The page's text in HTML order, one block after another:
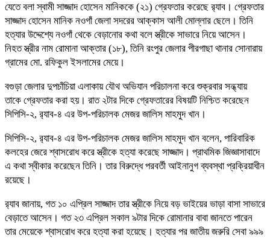
যেতে বলা স্বামী সাজ্জাদ হোসেন মানিককে (২১) গ্রেফতার করেছে র‍্যাব। গ্রেফতার
সাজ্জাদ হোসেন মানিক নওগাঁ জেলা সদরের আক্কাস আলী মোল্লার ছেলে। তিনি
হত্যার উদ্দেশ্যে নওগাঁ থেকে বেড়ানোর কথা বলে স্ত্রীকে সাভারে নিয়ে আসেন।
নিহত স্ত্রীর নাম রোমানা আক্তার (১৮), তিনি রংপুর জেলার পীরগাছা থানার সোনারায়
গ্রামের মো. রফিকুল ইসলামের মেয়ে।
বগুড়া জেলার দুপচাঁচিয়া এলাকায় যৌথ অভিযান পরিচালনা করে শুক্রবার সন্ধ্যায়
তাকে গ্রেফতার করা হয়। রাত ২টার দিকে গ্রেফতারের বিষয়টি নিশ্চিত করেছেন
সিপিসি-২, র‍্যাব-৪ এর উপ-পরিচালক মেজর জালিস মাহমুদ খান।
সিপিসি-২, র‍্যাব-৪ এর উপ-পরিচালক মেজর জালিস মাহমুদ খান বলেন, পারিবারিক
কলহের জেরে শ্বাসরোধ করে স্ত্রীকে হত্যা করেছে সাজ্জাদ। প্রাথমিক জিজ্ঞাসাবাদে
এ কথা স্বীকার করেছেন তিনি। তার বিরুদ্ধে পরবর্তী আইনানুগ ব্যবস্থা প্রক্রিয়াধীন
রয়েছে।
র‍্যাব জানায়, গত ১০ এপ্রিল সাজ্জাদ তার স্ত্রীকে নিয়ে বড় ভাইয়ের ভাড়া বাসা সাভারে
বেড়াতে আসেন। গত ২৩ এপ্রিল সকাল ৯টার দিকে রোমানার বাবা জানতে পারেন
তার মেয়েকে শ্বাসরোধ করে হত্যা করা হয়েছে। হত্যার পর জাতীয় জরুরি সেবা ৯৯৯